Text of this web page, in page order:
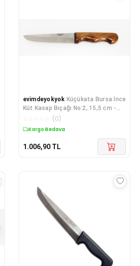
evimdeyokyok Küçükata Bursa İnce
Küt Kasap Bıçağı No:2, 15,5 cm -
Ahşap Sap Td
(0)
Kargo Bedava
1.006,90 TL